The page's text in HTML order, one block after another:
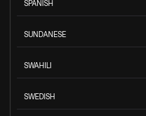
SPANISH
SUNDANESE
SWAHILI
SWEDISH